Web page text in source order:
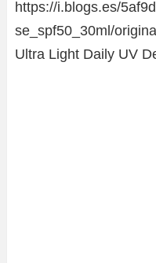
Ultra Light Daily UV